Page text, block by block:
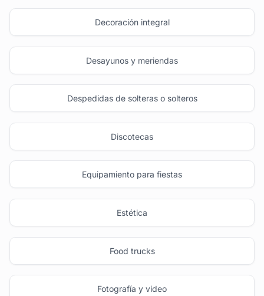
Decoración integral
Desayunos y meriendas
Despedidas de solteras o solteros
Discotecas
Equipamiento para fiestas
Estética
Food trucks
Fotografía y video